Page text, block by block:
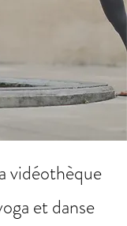
vidéothèque
et danse